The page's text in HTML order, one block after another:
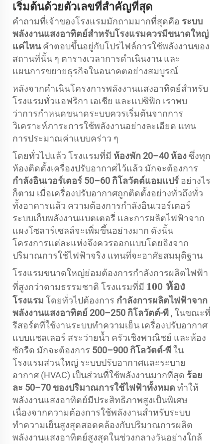
เริ่มต้นด้วยตัวเลขที่สำคัญที่สุด
คำถามที่เจ้าของโรงแรมมักถามมากที่สุดคือ ระบบ
พลังงานแสงอาทิตย์สำหรับโรงแรมควรมีขนาดใหญ่
แค่ไหนคำตอบขึ้นอยู่กับโปรไฟล์การใช้พลังงานของ
สถานที่นั้น ๆ ตารางเวลาการดำเนินงาน และ
แผนการขยายธุรกิจในอนาคตอย่างสมบูรณ์
หลังจากดำเนินโครงการพลังงานแสงอาทิตย์สำหรับ
โรงแรมทั่วแอฟริกา เอเชีย และแปซิฟิก เราพบ
ว่าการกำหนดขนาดระบบควรเริ่มต้นจากการ
วิเคราะห์ภาระการใช้พลังงานอย่างละเอียด แทน
การประมาณค่าแบบคร่าว ๆ
โดยทั่วไปแล้ว โรงแรมที่มี ห้องพัก 20–40 ห้องซึ่งทุก
ห้องติดตั้งเครื่องปรับอากาศไว้แล้ว มักจะต้องการ
กำลังอินเวอร์เตอร์ 50–60 กิโลวัตต์แอมแปร์ อย่างไร
ก็ตาม เมื่อเครื่องปรับอากาศถูกติดตั้งอย่างทั่วถึงทั่ว
ทั้งอาคารแล้ว ความต้องการกำลังอินเวอร์เตอร์
ระบบเก็บพลังงานแบตเตอรี่ และการผลิตไฟฟ้าจาก
แผงโซลาร์เซลล์จะเพิ่มขึ้นอย่างมาก ดังนั้น
โครงการแต่ละแห่งจึงควรออกแบบโดยอิงจาก
ปริมาณการใช้ไฟฟ้าจริง แทนที่จะอาศัยสมมุติฐาน
โรงแรมขนาดใหญ่ย่อมต้องการกำลังการผลิตไฟฟ้า
ที่สูงกว่าตามธรรมชาติ โรงแรมที่มี 100 ห้อง
โรงแรม โดยทั่วไปต้องการ กำลังการผลิตไฟฟ้าจาก
พลังงานแสงอาทิตย์ 200–250 กิโลวัตต์-พี , ในขณะที่
รีสอร์ตที่ใช้งานระบบทำความเย็น เครื่องปรับอากาศ
แบบแชลเลอร์ สระว่ายน้ำ ครัวเชิงพาณิชย์ และห้อง
ซักรีด มักจะต้องการ 500–900 กิโลวัตต์-พีใน
โรงแรมส่วนใหญ่ ระบบปรับอากาศและระบาย
อากาศ (HVAC) เป็นส่วนที่ใช้พลังงานมากที่สุด ร้อย
ละ 50–70 ของปริมาณการใช้ไฟฟ้าทั้งหมด ทำให้
พลังงานแสงอาทิตย์มีประสิทธิภาพสูงเป็นพิเศษ
เนื่องจากความต้องการใช้พลังงานสำหรับระบบ
ทำความเย็นสูงสุดสอดคล้องกับปริมาณการผลิต
พลังงานแสงอาทิตย์สูงสุดในช่วงกลางวันอย่างใกล้